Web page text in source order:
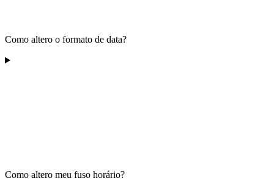
Como altero o formato de data?
Como altero meu fuso horário?